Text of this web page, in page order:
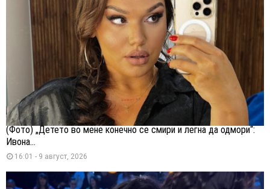
(Фото) „Детето во мене конечно се смири и легна да одмори“:
Ивона...
16:01 - 9 август, 2026